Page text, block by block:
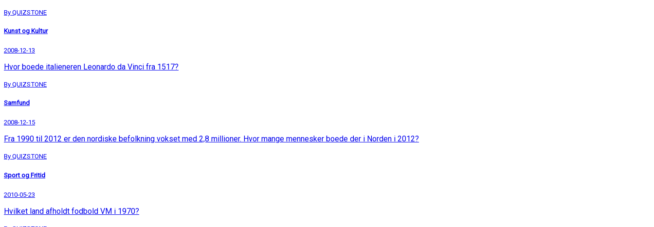
By QUIZSTONE
Kunst og Kultur
2008-12-13
Hvor boede italieneren Leonardo da Vinci fra 1517?
By QUIZSTONE
Samfund
2008-12-15
Fra 1990 til 2012 er den nordiske befolkning vokset med 2,8 millioner. Hvor mange mennesker boede der i Norden i 2012?
By QUIZSTONE
Sport og Fritid
2010-05-23
Hvilket land afholdt fodbold VM i 1970?